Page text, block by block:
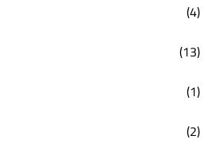
(4)
(13)
(1)
(2)